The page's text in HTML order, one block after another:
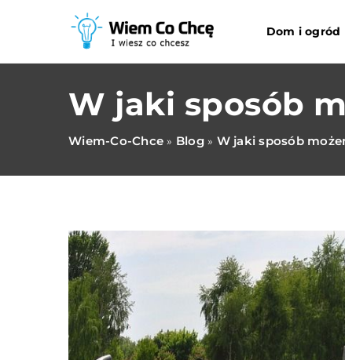
Dom i ogród
W jaki sposób
Wiem-Co-Chce » Blog» W jaki sposób